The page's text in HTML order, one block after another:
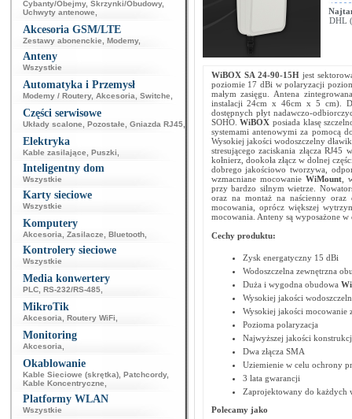
Cybanty/Obejmy, Skrzynki/Obudowy,
Uchwyty antenowe
Akcesoria GSM/LTE
Zestawy abonenckie Modemy,
Anteny
Wszystkie
Automatyka i Przemysł
Modemy / Routery, Akcesoria Switche
Części serwisowe
Układy scalone Pozostałe Gniazda RJ45
Elektryka
Kable zasilające Puszki
Inteligentny dom
Wszystkie
Karty sieciowe
Wszystkie
Komputery
Akcesoria Zasilacze Bluetooth
Kontrolery sieciowe
Wszystkie
Media konwertery
PLC RS-232/RS-485
MikroTik
Akcesoria Routery WiFi
Monitoring
Akcesoria
Okablowanie
Kable Sieciowe (skrętka) Patchcordy,
Kable Koncentryczne
Platformy WLAN
Wszystkie
DHL
WiBOX SA 24-90-15H jest
poziomie 17 dBi w polaryzacji
małym zasięgu. Antena
instalacji 24cm x 46cm x 5 cm).
dostępnych płyt nadawczo-
SOHO.WiBOX posiada klasę
systemami antenowymi za pomocą
Wysokiej jakości wodoszczelny
stresującego zaciskania złącza
kołnierz, dookoła złącz w dolnej
dobrego jakościowo tworzywa,
wzmacniane mocowanie WiMount,
przy bardzo silnym wietrze.
oraz na montaż na naścienny oraz
mocowania, oprócz większej
mocowania. Anteny są wyposażone w
Cechy produktu:
Zysk energatyczny 15 dBi
Wodoszczelna zewnętrzna
Duża i wygodna obudowa
Wysokiej jakości
Wysokiej jakości mocowanie
Pozioma polaryzacja
Najwyższej jakości
Dwa złącza SMA
Uziemienie w celu ochrony
3 lata gwarancji
Zaprojektowany do każdych
Polecamy jako